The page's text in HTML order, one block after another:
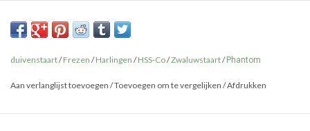
duivenstaart/Frezen /Harlingen /HSS-Co/Zwaluwstaart/ Phantom
Aan verlanglijst toevoegen /Toevoegen om te vergelijken /Afdrukken